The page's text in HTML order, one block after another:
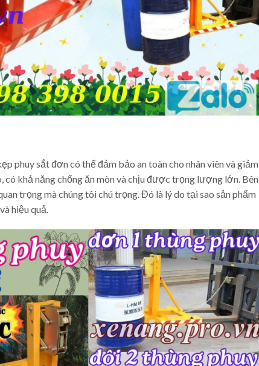
phuy sắt đơn có thể đảm bảo an toàn cho nhân viên và giảm
khả năng chống ăn mòn và chịu được trọng lượng lớn. Bên
trọng mà chúng tôi chú trọng. Đó là lý do tại sao sản phẩm
hiệu quả.